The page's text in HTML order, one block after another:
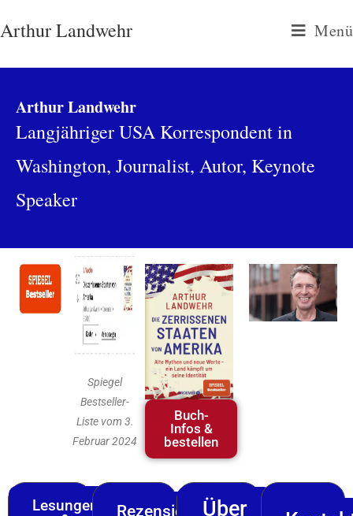
Arthur Landwehr Menü
Arthur Landwehr
Langjähriger USA Korrespondent in
Washington, Journalist, Autor, Keynote
Speaker
Spiegel
Bestseller-
Liste vom 3.
Februar 2024
Buch-
Infos &
bestellen
Lesungen
RezensionenÜber